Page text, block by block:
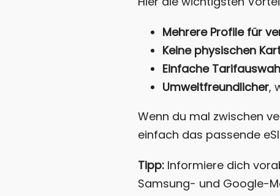
Mehrere Profile für
Keine physischen
Einfache
Umweltfreundlicher,
Wenn du mal zwischen
einfach das passende
Tipp:Informiere dich
Samsung- und Google-